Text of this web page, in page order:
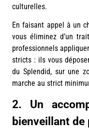
culturelles.
En faisant appel à un
vous éliminez d’un
professionnels
stricts : ils vous
du Splendid, sur une
marche au strict
2. Un
bienveillant